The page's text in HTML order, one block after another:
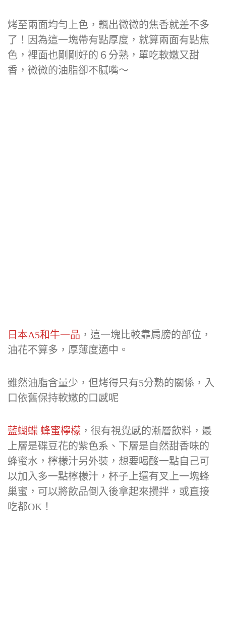
烤至兩面均勻上色，飄出微微的焦香就差不多
了！因為這一塊帶有點厚度，就算兩面有點焦
色，裡面也剛剛好的６分熟，單吃軟嫩又甜
日本A5和牛一品，這一塊比較靠肩膀的部位，
雖然油脂含量少，但烤得只有5分熟的關係，入
藍蝴蝶 蜂蜜檸檬，很有視覺感的漸層飲料，最
上層是碟豆花的紫色系、下層是自然甜香味的
蜂蜜水，檸檬汁另外裝，想要喝酸一點自己可
以加入多一點檸檬汁，杯子上還有叉上一塊蜂
巢蜜，可以將飲品倒入後拿起來攪拌，或直接